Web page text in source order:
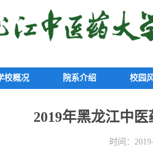
校概况 院系介绍 校园
2019年黑龙江中
时间：